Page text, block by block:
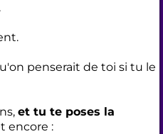
penserait de toi si tu le
et tu te poses la
encore :